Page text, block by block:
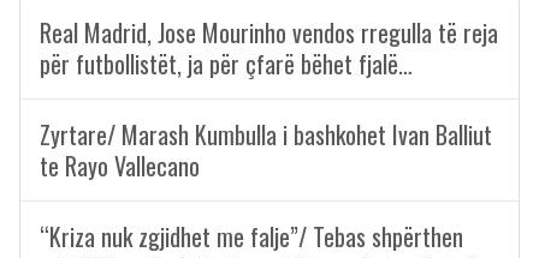
Real Madrid, Jose Mourinho vendos rregulla të reja
për futbollistët, ja për çfarë bëhet fjalë…
Zyrtare/ Marash Kumbulla i bashkohet Ivan Balliut
te Rayo Vallecano
“Kriza nuk zgjidhet me falje”/ Tebas shpërthen